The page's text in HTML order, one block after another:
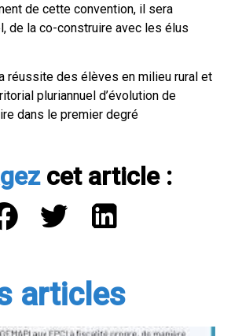
de cette convention, il sera
de la co-construire avec les élus
réussite des élèves en milieu rural et
pluriannuel d’évolution de
dans le premier degré
cet article :
articles